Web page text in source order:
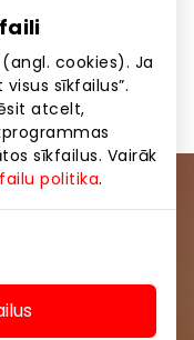
cookies). Ja
sīkfailus”.
atcelt,
sīkfailus. Vairāk
politika.
lētākā
dāvanu kartēm.
kopienai
iepirkšanās un
un “AKROPOLE